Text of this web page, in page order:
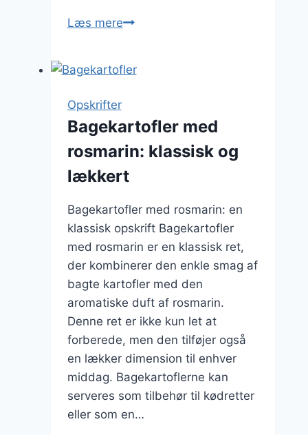
Læs mereBagekartofler
Lette
tilbehør
Opskrifter
Bagekartofler med
rosmarin: klassisk og
lækkert
Bagekartofler med rosmarin: en
klassisk opskrift Bagekartofler
med rosmarin er en klassisk ret,
der kombinerer den enkle smag af
bagte kartofler med den
aromatiske duft af rosmarin.
Denne ret er ikke kun let at
forberede, men den tilføjer også
en lækker dimension til enhver
middag. Bagekartoflerne kan
serveres som tilbehør til kødretter
eller som en…